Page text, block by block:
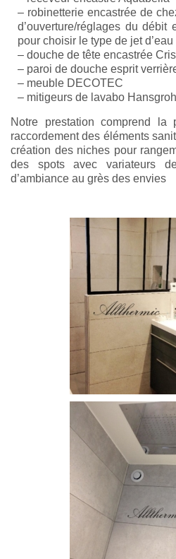
– robinetterie encastrée de
d’ouverture/réglages du débit
pour choisir le type de jet d’eau
– douche de tête encastrée
– paroi de douche esprit
– meuble DECOTEC
– mitigeurs de lavabo
Notre prestation comprend
raccordement des éléments
création des niches pour
des spots avec variateurs
d’ambiance au grès des envies